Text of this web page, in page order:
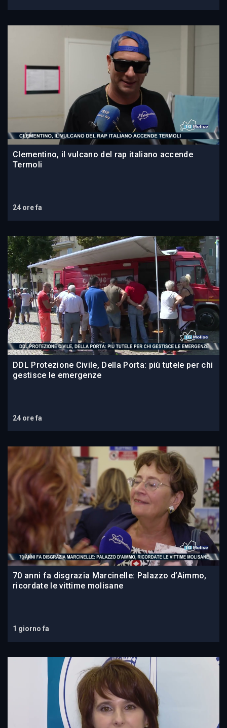
Clementino, il vulcano del rap italiano accende
Termoli
24 ore fa
DDL Protezione Civile, Della Porta: più tutele per chi
gestisce le emergenze
24 ore fa
70 anni fa disgrazia Marcinelle: Palazzo d’Aimmo,
ricordate le vittime molisane
1 giorno fa